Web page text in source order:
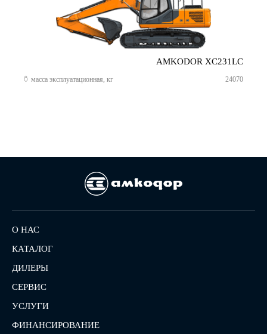
AMKODOR XC231LC
масса эксплуатационная, кг 24070
О НАС
КАТАЛОГ
ДИЛЕРЫ
СЕРВИС
УСЛУГИ
ФИНАНСИРОВАНИЕ